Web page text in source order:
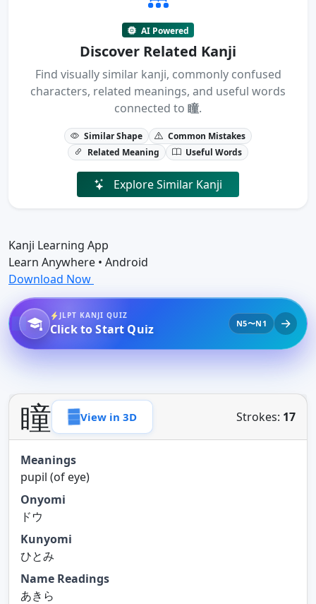
AI Powered
Discover Related Kanji
Find visually similar kanji, commonly confused
characters, related meanings, and useful words
connected to 瞳.
Similar Shape
Common Mistakes
Related Meaning
Useful Words
Explore Similar Kanji
Kanji Learning App
Learn Anywhere • Android
Download Now
JLPT KANJI QUIZ
Click to Start Quiz N5〜N1
瞳 View in 3D Strokes: 17
Meanings
pupil (of eye)
Onyomi
ドウ
Kunyomi
ひとみ
Name Readings
あきら